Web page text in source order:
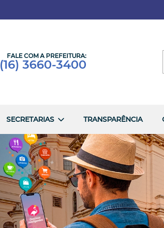
FALE COM A PREFEITURA:
(16) 3660-3400
SECRETARIAS TRANSPARÊNCIA